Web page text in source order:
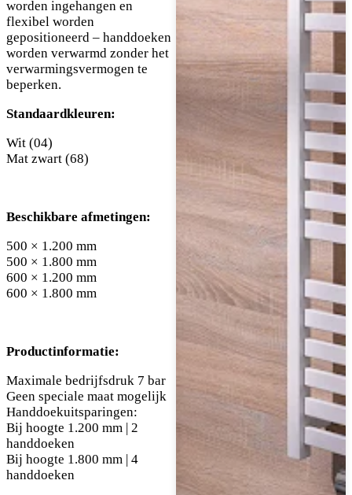
worden ingehangen en
flexibel worden
gepositioneerd – handdoeken
worden verwarmd zonder het
verwarmingsvermogen te
beperken.
Standaardkleuren:
Wit (04)
Mat zwart (68)
Beschikbare afmetingen:
500 × 1.200 mm
500 × 1.800 mm
600 × 1.200 mm
600 × 1.800 mm
Productinformatie:
Maximale bedrijfsdruk 7 bar
Geen speciale maat mogelijk
Handdoekuitsparingen:
Bij hoogte 1.200 mm | 2
handdoeken
Bij hoogte 1.800 mm | 4
handdoeken